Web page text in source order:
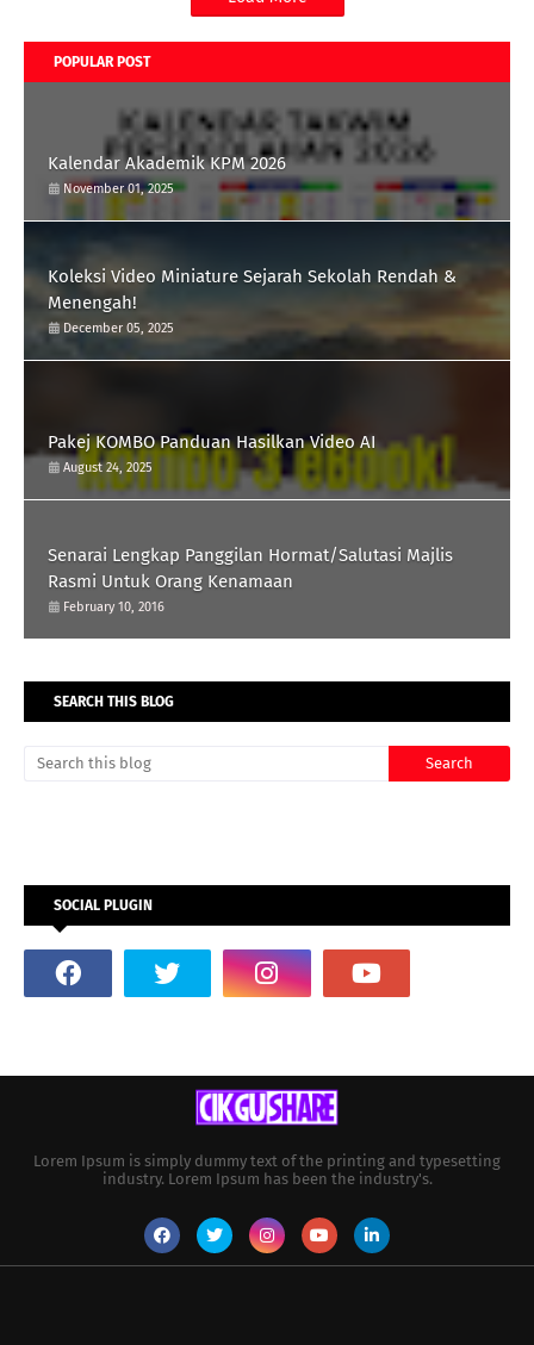
POPULAR POST
Kalendar Akademik KPM 2026
November 01, 2025
Koleksi Video Miniature Sejarah Sekolah Rendah &
Menengah!
December 05, 2025
Pakej KOMBO Panduan Hasilkan Video AI
August 24, 2025
Senarai Lengkap Panggilan Hormat/Salutasi Majlis
Rasmi Untuk Orang Kenamaan
February 10, 2016
SEARCH THIS BLOG
SOCIAL PLUGIN
Lorem Ipsum is simply dummy text of the printing and typesetting
industry. Lorem Ipsum has been the industry's.